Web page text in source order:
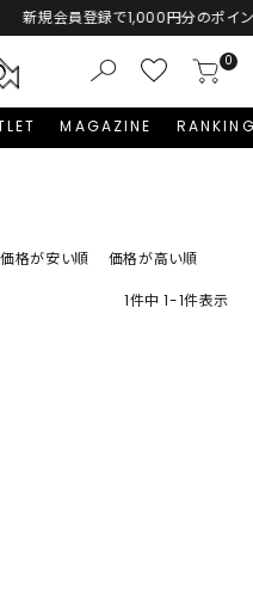
イントプレゼント！
0
MAGAZINE
価格が安い順 価格が高い順
1件中 1-1件表示